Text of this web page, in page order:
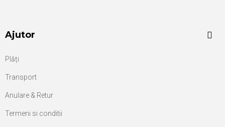
Ajutor
Plăți
Transport
Anulare & Retur
Termeni si conditii